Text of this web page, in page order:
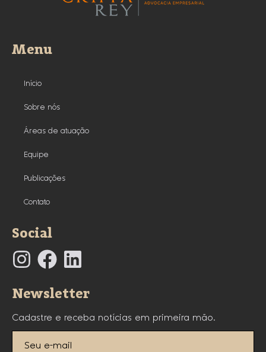
Menu
Início
Sobre nós
Áreas de atuação
Equipe
Publicações
Contato
Social
Newsletter
Cadastre e receba notícias em primeira mão.